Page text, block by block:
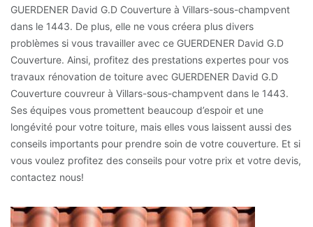
GUERDENER David G.D Couverture à Villars-sous-champvent
dans le 1443. De plus, elle ne vous créera plus divers
problèmes si vous travailler avec ce GUERDENER David G.D
Couverture. Ainsi, profitez des prestations expertes pour vos
travaux rénovation de toiture avec GUERDENER David G.D
Couverture couvreur à Villars-sous-champvent dans le 1443.
Ses équipes vous promettent beaucoup d’espoir et une
longévité pour votre toiture, mais elles vous laissent aussi des
conseils importants pour prendre soin de votre couverture. Et si
vous voulez profitez des conseils pour votre prix et votre devis,
contactez nous!